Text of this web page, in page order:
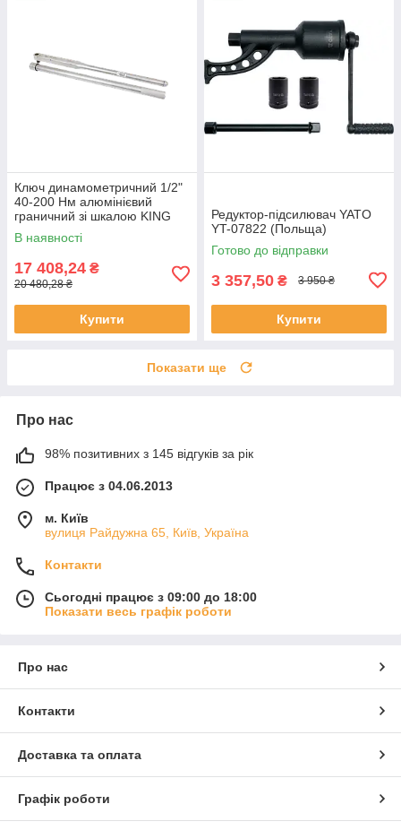
Ключ динамометричний 1/2"
40-200 Нм алюмінієвий
граничний зі шкалою KING
TONY 3445G-1FB (Тайвань)
В наявності
17 408,24 ₴
20 480,28 ₴
Купити
Редуктор-підсилювач YATO
YT-07822 (Польща)
Готово до відправки
3 357,50 ₴ 3 950 ₴
Купити
Показати ще
Про нас
98% позитивних з 145 відгуків за рік
Працює з 04.06.2013
м. Київ
вулиця Райдужна 65, Київ, Україна
Контакти
Сьогодні працює з 09:00 до 18:00
Показати весь графік роботи
Про нас
Контакти
Доставка та оплата
Графік роботи